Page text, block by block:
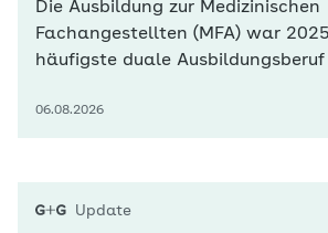
Die Ausbildung zur Medizinischen
Fachangestellten (MFA) war
häufigste duale Ausbildungsberuf
(Destatis) entschieden sich
angesichts des…
06.08.2026
Update